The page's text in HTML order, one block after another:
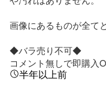
画像にあるものが全て
◆バラ売り不可◆
コメント無しで即購入
半年以上前